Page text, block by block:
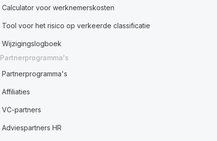
Calculator voor werknemerskosten
Tool voor het risico op verkeerde classificatie
Wijzigingslogboek
Partnerprogramma's
Partnerprogramma's
Affiliaties
VC-partners
Adviespartners HR